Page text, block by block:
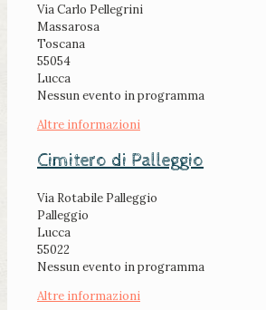
Via Carlo Pellegrini
Massarosa
Toscana
55054
Lucca
Nessun evento in programma
Altre informazioni
Cimitero di Palleggio
Via Rotabile Palleggio
Palleggio
Lucca
55022
Nessun evento in programma
Altre informazioni